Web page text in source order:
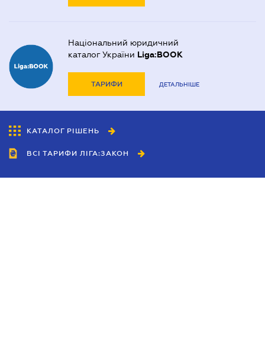
Національний юридичний
каталог України Liga:BOOK
ТАРИФИ ДЕТАЛЬНІШЕ
КАТАЛОГ РІШЕНЬ
ВСІ ТАРИФИ ЛІГА:ЗАКОН